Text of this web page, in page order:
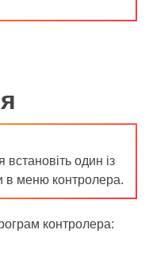
один із
в меню контролера.
контролера: